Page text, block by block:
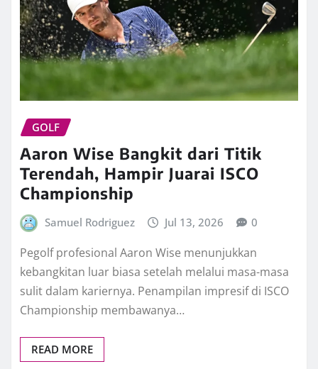
GOLF
Aaron Wise Bangkit dari Titik
Terendah, Hampir Juarai ISCO
Championship
Samuel Rodriguez Jul 13, 2026 0
Pegolf profesional Aaron Wise menunjukkan
kebangkitan luar biasa setelah melalui masa-masa
sulit dalam kariernya. Penampilan impresif di ISCO
Championship membawanya…
READ MORE